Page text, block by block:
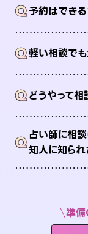
Q予約はできる
Q軽い相談で
Qどうやって相
Q占い師に相
知人に知られ
準備